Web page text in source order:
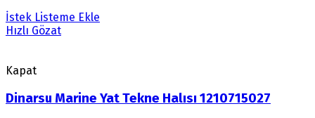
İstek Listeme Ekle
Hızlı Gözat
Kapat
Dinarsu Marine Yat Tekne Halısı 1210715027